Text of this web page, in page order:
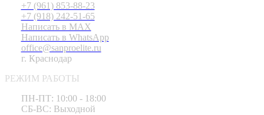
+7 (961) 853-88-23
+7 (918) 242-51-65
Написать в MAX
Написать в WhatsApp
office@sanproelite.ru
г. Краснодар
РЕЖИМ РАБОТЫ
ПН-ПТ: 10:00 - 18:00
СБ-ВС: Выходной